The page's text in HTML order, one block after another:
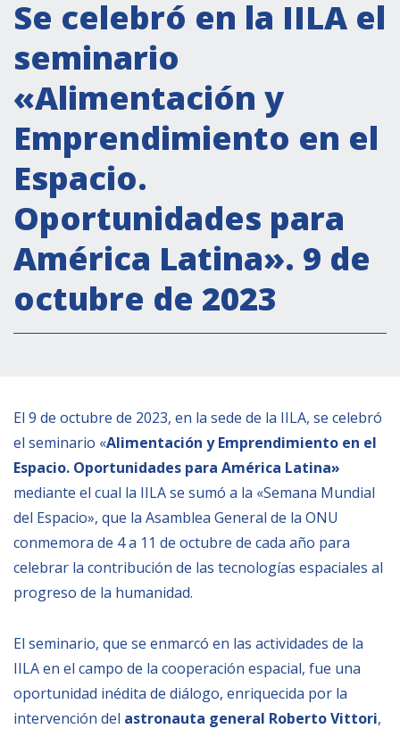
Secretaría Cultural
Secretaría Socioeconómica
Secretaría Técnico-científica
Forum Pymes
Conferencia Italia- América Latina y el Caribe
Red para la promoción de la igualdad de
género
Becas
Partnership
Empoderamiento socio-económico
Justicia y Seguridad
EUROsociAL
EL PAcCTO
EUROFRONT
COPOLAD III
AL-INVEST Verde
MEDIOS
Fotos
Se celebró en la IILA el
seminario
«Alimentación y
Emprendimiento en el
Espacio.
Oportunidades para
América Latina». 9 de
octubre de 2023
El 9 de octubre de 2023, en la sede de la IILA, se celebró
el seminario «Alimentación y Emprendimiento en el
Espacio. Oportunidades para América Latina»
mediante el cual la IILA se sumó a la «Semana Mundial
del Espacio», que la Asamblea General de la ONU
conmemora de 4 a 11 de octubre de cada año para
celebrar la contribución de las tecnologías espaciales al
progreso de la humanidad.
El seminario, que se enmarcó en las actividades de la
IILA en el campo de la cooperación espacial, fue una
oportunidad inédita de diálogo, enriquecida por la
intervención del astronauta general Roberto Vittori,